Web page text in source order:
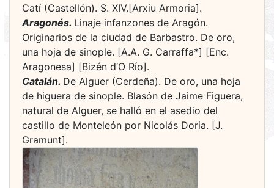
Catí (Castellón). S. XIV.[Arxiu Armoria].
Aragonés. Linaje infanzones de Aragón.
Originarios de la ciudad de Barbastro. De oro,
una hoja de sinople. [A.A. G. Carraffa*] [Enc.
Aragonesa] [Bizén d’O Río].
Catalán. De Alguer (Cerdeña). De oro, una hoja
de higuera de sinople. Blasón de Jaime Figuera,
natural de Alguer, se halló en el asedio del
castillo de Monteleón por Nicolás Doria. [J.
Gramunt].